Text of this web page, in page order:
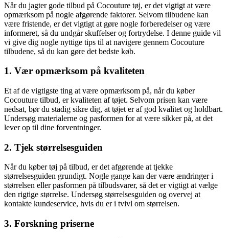
Når du jagter gode tilbud på Cocouture tøj, er det vigtigt at være
opmærksom på nogle afgørende faktorer. Selvom tilbudene kan
være fristende, er det vigtigt at gøre nogle forberedelser og være
informeret, så du undgår skuffelser og fortrydelse. I denne guide vil
vi give dig nogle nyttige tips til at navigere gennem Cocouture
tilbudene, så du kan gøre det bedste køb.
1. Vær opmærksom på kvaliteten
Et af de vigtigste ting at være opmærksom på, når du køber
Cocouture tilbud, er kvaliteten af tøjet. Selvom prisen kan være
nedsat, bør du stadig sikre dig, at tøjet er af god kvalitet og holdbart.
Undersøg materialerne og pasformen for at være sikker på, at det
lever op til dine forventninger.
2. Tjek størrelsesguiden
Når du køber tøj på tilbud, er det afgørende at tjekke
størrelsesguiden grundigt. Nogle gange kan der være ændringer i
størrelsen eller pasformen på tilbudsvarer, så det er vigtigt at vælge
den rigtige størrelse. Undersøg størrelsesguiden og overvej at
kontakte kundeservice, hvis du er i tvivl om størrelsen.
3. Forskning priserne